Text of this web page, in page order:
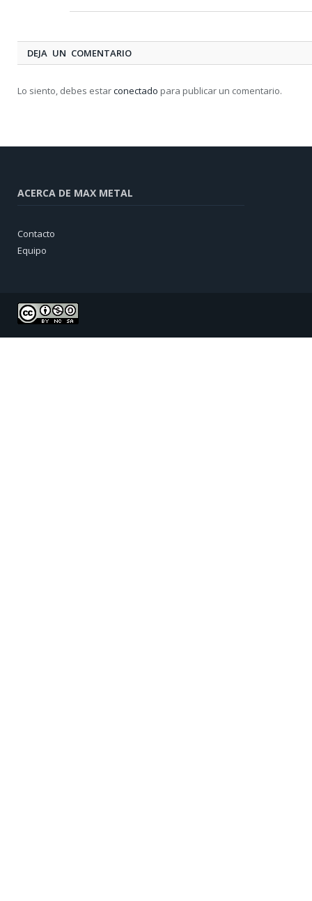
DEJA UN COMENTARIO
Lo siento, debes estarconectado para publicar un comentario.
ACERCA DE MAX METAL
Contacto
Equipo